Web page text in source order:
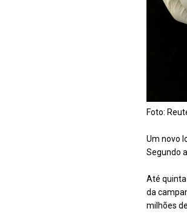
Foto:
Um novo
Segundo
Até
da
milhões